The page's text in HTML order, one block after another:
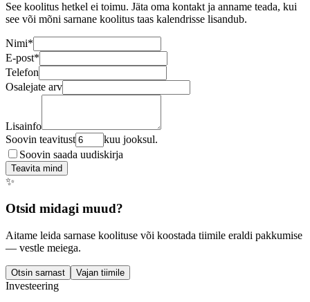
See koolitus hetkel ei toimu. Jäta oma kontakt ja anname teada, kui
see või mõni sarnane koolitus taas kalendrisse lisandub.
Nimi*
E-post*
Telefon
Osalejate arv
Lisainfo
Soovin teavitust
kuu jooksul.
Soovin saada uudiskirja
Teavita mind
✨
Otsid midagi muud?
Aitame leida sarnase koolituse või koostada tiimile eraldi pakkumise
— vestle meiega.
Otsin sarnast Vajan tiimile
Investeering